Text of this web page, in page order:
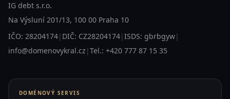
IG debt s.r.o.
Na Výsluní 201/13, 100 00 Praha 10
IČO: 28204174| DIČ: CZ28204174| ISDS: gbrbgyw|
info@domenovykral.cz | Tel.: +420 777 87 15 35
DOMÉNOVÝ SERVIS